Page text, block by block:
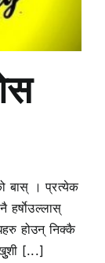
बास् । प्रत्येक
हर्षाेउल्लास्
होउन् निक्कै
[...]